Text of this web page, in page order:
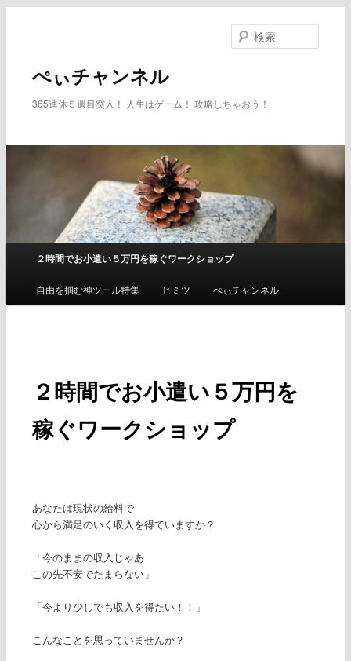
へ
ぺぃチャンネル
365連休５週目突入！ 人生はゲーム！ 攻略しちゃおう！
メ
２時間でお小遣い５万円を稼ぐワークショップ
自由を掴む神ツール特集 ヒミツ ぺぃチャンネル
２時間でお小遣い５万円を
稼ぐワークショップ
あなたは現状の給料で
心から満足のいく収入を得ていますか？
「今のままの収入じゃあ
この先不安でたまらない」
「今より少しでも収入を得たい！！」
こんなことを思っていませんか？